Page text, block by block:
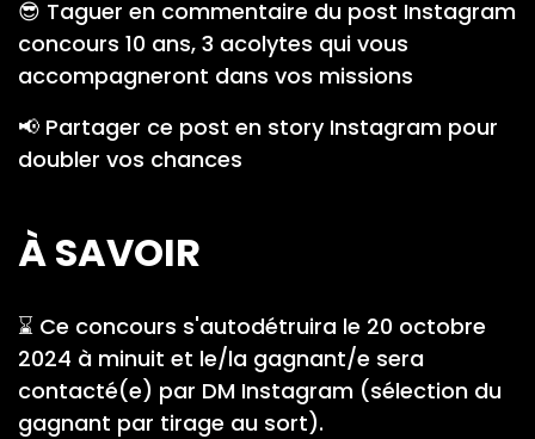
😎 Taguer en commentaire du post Instagram
concours 10 ans, 3 acolytes qui vous
accompagneront dans vos missions
📢 Partager ce post en story Instagram pour
doubler vos chances
À SAVOIR
⌛ Ce concours s'autodétruira le 20 octobre
2024 à minuit et le/la gagnant/e sera
contacté(e) par DM Instagram (sélection du
gagnant par tirage au sort).